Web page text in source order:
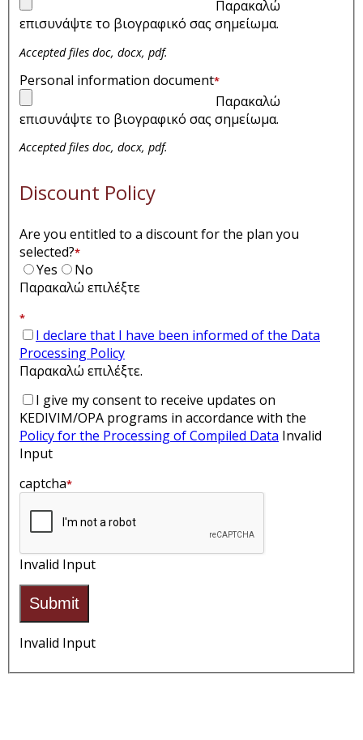
Παρακαλώ
επισυνάψτε το βιογραφικό σας σημείωμα.
Accepted files doc, docx, pdf.
Personal information document*
Παρακαλώ
επισυνάψτε το βιογραφικό σας σημείωμα.
Accepted files doc, docx, pdf.
Discount Policy
Are you entitled to a discount for the plan you
selected?*
Yes
No
Παρακαλώ επιλέξτε
*
I declare that I have been informed of the Data
Processing Policy
Παρακαλώ επιλέξτε.
I give my consent to receive updates on
KEDIVIM/OPA programs in accordance with the
Policy for the Processing of Compiled Data Invalid
Input
captcha*
Invalid Input
Submit
Invalid Input